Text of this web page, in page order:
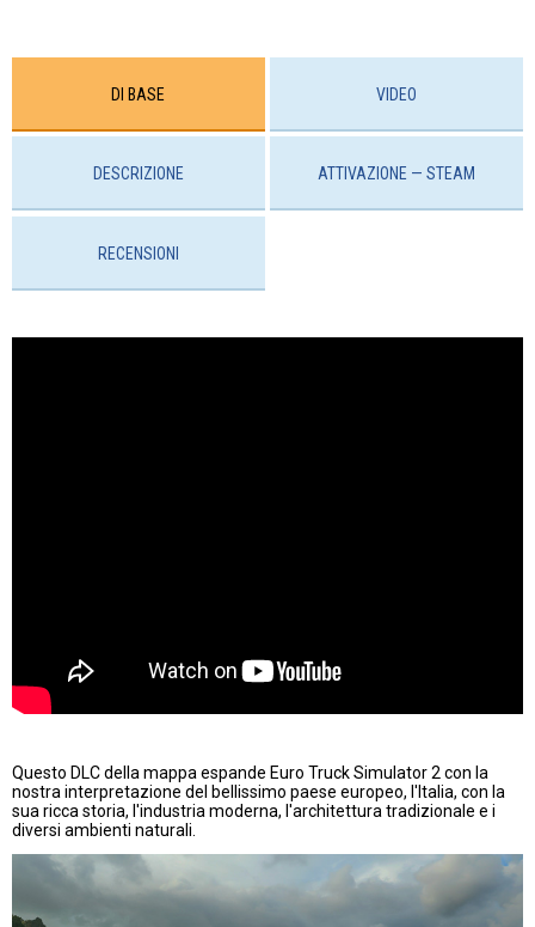
DI BASE VIDEO
DESCRIZIONE ATTIVAZIONE — STEAM
RECENSIONI
Questo DLC della mappa espande Euro Truck Simulator 2 con la
nostra interpretazione del bellissimo paese europeo, l'Italia, con la
sua ricca storia, l'industria moderna, l'architettura tradizionale e i
diversi ambienti naturali.